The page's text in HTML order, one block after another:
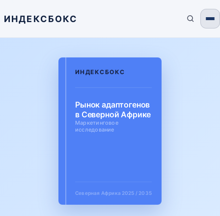
ИНДЕКСБОКС
ИНДЕКСБОКС
Рынок адаптогенов
в Северной Африке
Маркетинговое
исследование
Северная Африка 2025 / 2035